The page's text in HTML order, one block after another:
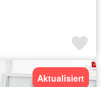
Aktualisiert